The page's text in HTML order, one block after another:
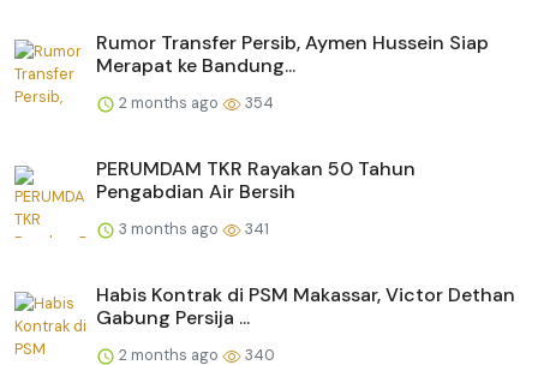
Rumor Transfer Persib, Aymen Hussein Siap
Merapat ke Bandung...
2 months ago 354
PERUMDAM TKR Rayakan 50 Tahun
Pengabdian Air Bersih
3 months ago 341
Habis Kontrak di PSM Makassar, Victor Dethan
Gabung Persija ...
2 months ago 340